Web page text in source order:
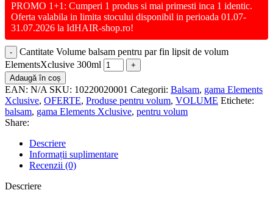
PROMO 1+1: Cumperi 1 produs si mai primesti inca 1 identic.
Oferta valabila in limita stocului disponibil in perioada 01.07-
31.07.2026 la IdHAIR-shop.ro!
Cantitate Volume balsam pentru par fin lipsit de volum
ElementsXclusive 300ml
Adaugă în coș
EAN: N/A SKU: 10220020001 Categorii: Balsam, gama Elements
Xclusive, OFERTE, Produse pentru volum, VOLUME Etichete:
balsam, gama Elements Xclusive, pentru volum
Share:
Descriere
Informații suplimentare
Recenzii (0)
Descriere